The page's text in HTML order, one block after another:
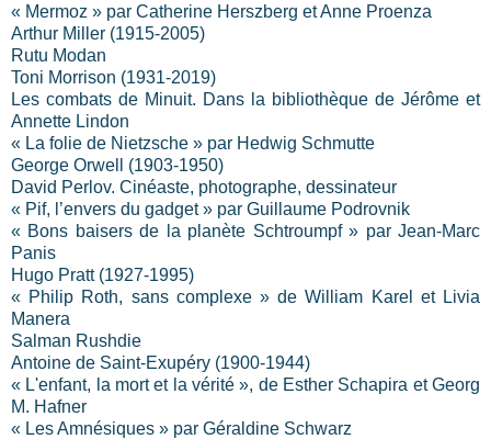
« Mermoz » par Catherine Herszberg et Anne Proenza
Arthur Miller (1915-2005)
Rutu Modan
Toni Morrison (1931-2019)
Les combats de Minuit. Dans la bibliothèque de Jérôme et
Annette Lindon
« La folie de Nietzsche » par Hedwig Schmutte
George Orwell (1903-1950)
David Perlov. Cinéaste, photographe, dessinateur
« Pif, l’envers du gadget » par Guillaume Podrovnik
« Bons baisers de la planète Schtroumpf » par Jean-Marc
Panis
Hugo Pratt (1927-1995)
« Philip Roth, sans complexe » de William Karel et Livia
Manera
Salman Rushdie
Antoine de Saint-Exupéry (1900-1944)
« L'enfant, la mort et la vérité », de Esther Schapira et Georg
M. Hafner
« Les Amnésiques » par Géraldine Schwarz